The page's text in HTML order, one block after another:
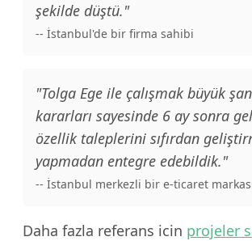
şekilde düştü."
-- İstanbul'de bir firma sahibi
"Tolga Ege ile çalışmak büyük
kararları sayesinde 6 ay sonra
özellik taleplerini sıfırdan
yapmadan entegre edebildik."
-- İstanbul merkezli bir e-ticaret
Daha fazla referans icin projeler